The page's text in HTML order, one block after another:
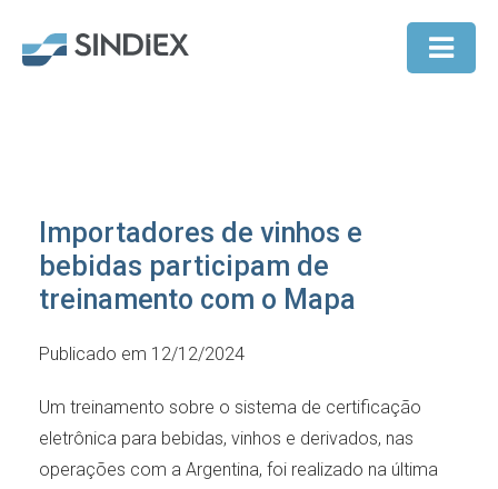
Importadores de vinhos e
bebidas participam de
treinamento com o Mapa
Publicado em 12/12/2024
Um treinamento sobre o sistema de certificação
eletrônica para bebidas, vinhos e derivados, nas
operações com a Argentina, foi realizado na última